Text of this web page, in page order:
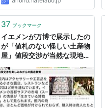
37 ブックマーク
イエメンが万博で展示したの
が「値札のない怪しい土産物
屋」値段交渉が当然な現地の
る